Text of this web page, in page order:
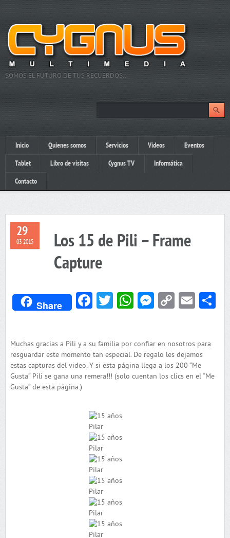
SOMOS EL FUTURO DE TUS RECUERDOS…
Inicio Quienes somos Servicios Videos Eventos
Tablet Libro de visitas Cygnus TV Informática
Contacto
29
03 2015
Los 15 de Pili – Frame
Capture
Share Facebook
Twitter
WhatsApp
Messenger
Copy
Muchas gracias a Pili y a su familia por confiar en nosotros para
resguardar este momento tan especial. De regalo les dejamos
estas capturas del video. Y si esta página llega a los 200 “Me
Gusta” Pili se gana una remera!!! (solo cuentan los clics en el “Me
Gusta” de esta página.)